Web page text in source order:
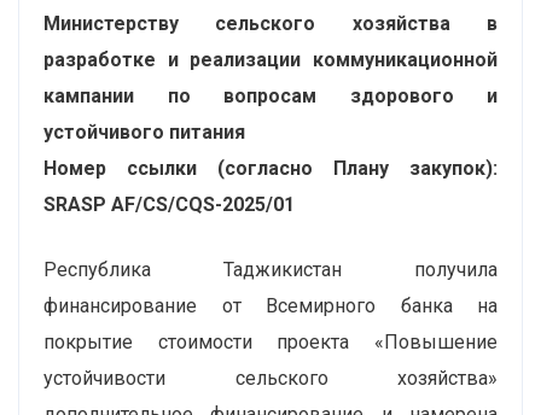
Министерству сельского хозяйства в
разработке и реализации коммуникационной
кампании по вопросам здорового и
устойчивого питания
Номер ссылки (согласно Плану закупок):
SRASP AF/CS/CQS-2025/01
Республика Таджикистан получила
финансирование от Всемирного банка на
покрытие стоимости проекта «Повышение
устойчивости сельского хозяйства»